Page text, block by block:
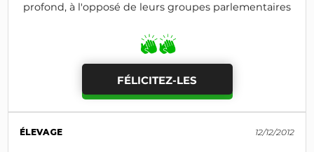
profond, à l'opposé de leurs groupes parlementaires
FÉLICITEZ-LES
ÉLEVAGE 12/12/2012